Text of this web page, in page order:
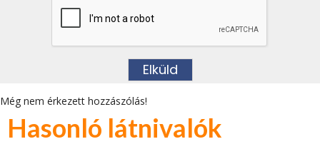
Még nem érkezett hozzászólás!
Hasonló látnivalók